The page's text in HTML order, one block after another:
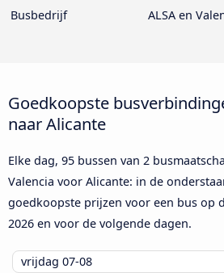
Busbedrijf
ALSA en
Goedkoopste
naar Alicante
Elke dag, 95 bussen van 2
Valencia voor Alicante: in de
goedkoopste prijzen voor een bus op
2026 en voor de volgende dagen.
vrijdag 07-08